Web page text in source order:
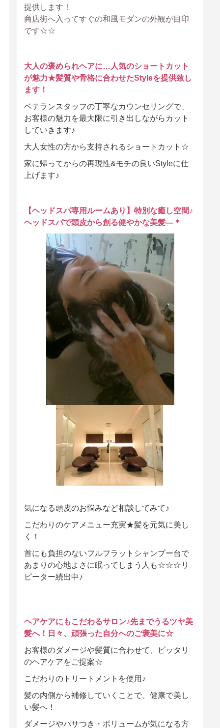
提供します！
商店街へ入ってすぐの和風モダンの外観が目印
です☆☆
大人の褒められヘアに…人気のショートカット
が魅力★髪質や骨格に合わせたStyleを提供致し
ます！
ベテランスタッフの丁寧なカウンセリングで、
お客様の魅力を最大限に引き出しながらカット
していきます♪
大人女性の方から支持されるショートカット☆
家に帰ってからの再現性&モチの良いStyleに仕
上げます♪
【ヘッドスパ専用ルームあり】特別な癒し空間♪
ヘッドスパで頭皮から創る健やかな美髪―＊
気になる頭皮のお悩みなど相談してみて♪
こだわりのケアメニュー充実★髪を元気に美し
く！
首にも負担のないフルフラットシャンプー台で
あまりの心地よさに眠ってしまう人も☆☆☆リ
ピーター続出中♪
ヘアケアにもこだわるサロン♪先までうるツヤ美
髪へ！日々、頑張った自分へのご褒美に☆
お客様のダメージや髪質に合わせて、ピッタリ
のヘアケアをご提案☆
こだわりのトリートメントを使用♪
髪の内側から補修していくことで、健康で美し
い髪へ！
ダメージやパサつき・ボリュームが気になる方